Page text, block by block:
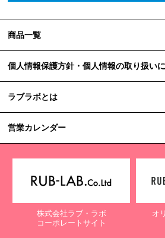
商品一覧
個人情報保護方針・個人情報の取り扱い
ラブラボとは
営業カレンダー
株式会社ラブ・ラボ
コーポレートサイト
オ